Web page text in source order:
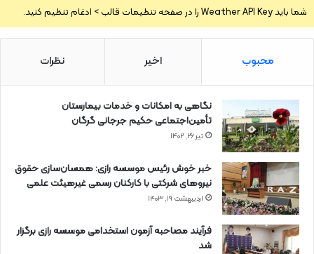
شما باید Weather API Key را در صفحه تنظیمات قالب > ادغام تنظیم کنید.
محبوب اخیر نظرات
نگاهی به امکانات و خدمات بیمارستان
تأمین‌اجتماعی حکیم جرجانی گرگان
تیر ۲۶, ۱۴۰۲
خبر خوش رئیس موسسه رازی: همسان‌سازی حقوق
نیروهای شرکتی با کارکنان رسمی غیرهیئت علمی
اردیبهشت ۱۹, ۱۴۰۳
فرآیند مصاحبه آزمون استخدامی موسسه رازی برگزار
شد